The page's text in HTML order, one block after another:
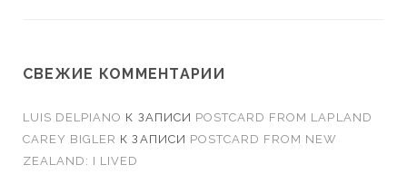
СВЕЖИЕ КОММЕНТАРИИ
LUIS DELPIANO К ЗАПИСИ POSTCARD FROM LAPLAND
CAREY BIGLER К ЗАПИСИ POSTCARD FROM NEW
ZEALAND: I LIVED